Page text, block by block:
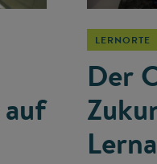
LERNORTE
Der